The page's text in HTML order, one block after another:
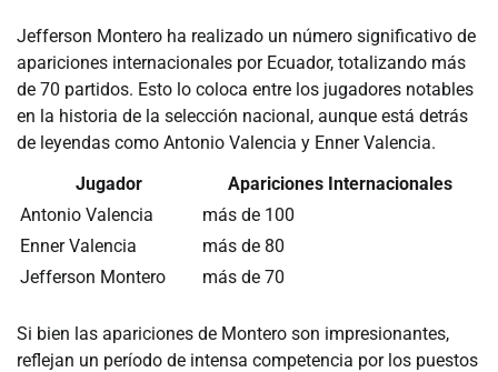
Jefferson Montero ha realizado un número significativo de
apariciones internacionales por Ecuador, totalizando más
de 70 partidos. Esto lo coloca entre los jugadores notables
en la historia de la selección nacional, aunque está detrás
de leyendas como Antonio Valencia y Enner Valencia.
Jugador
Apariciones Internacionales
Antonio Valencia
más de 100
Enner Valencia
más de 80
Jefferson Montero
más de 70
Si bien las apariciones de Montero son impresionantes,
reflejan un período de intensa competencia por los puestos